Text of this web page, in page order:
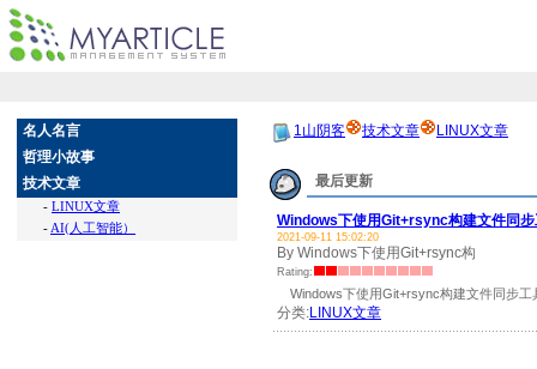
名人名言
哲理小故事
技术文章
- LINUX文章
- AI(人工智能）
1山阴客 技术文章 LINUX文章
最后更新
Windows下使用Git+rsync构建文件同步
2021-09-11 15:02:20
By Windows下使用Git+rsync构
Rating:
Windows下使用Git+rsync构建文件同步工
分类:LINUX文章